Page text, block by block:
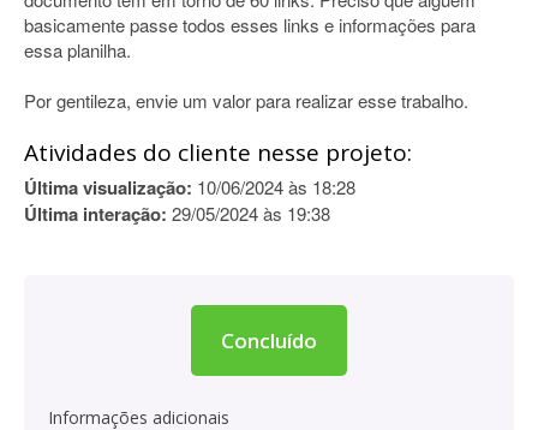
basicamente passe todos esses links e informações para
essa planilha.
Por gentileza, envie um valor para realizar esse trabalho.
Atividades do cliente nesse projeto:
Última visualização: 10/06/2024 às 18:28
Última interação: 29/05/2024 às 19:38
Concluído
Informações adicionais